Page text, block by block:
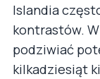
Islandia
kontrastów.
podziwiać
kilkadziesiąt